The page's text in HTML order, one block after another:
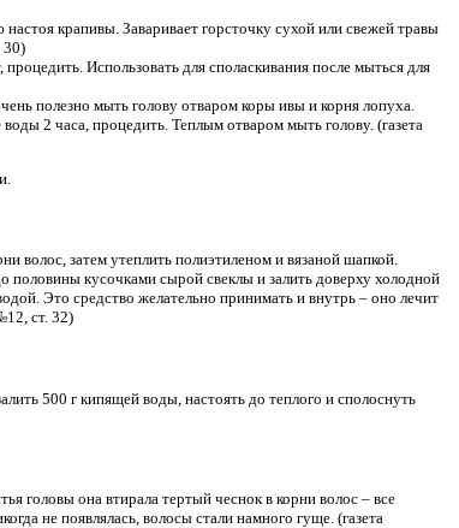
крапивы. Заваривает горсточку сухой или свежей травы
30)
Использовать для споласкивания после мыться для
полезно мыть голову отваром коры ивы и корня лопуха.
2 часа, процедить. Теплым отваром мыть голову. (газета
волос, затем утеплить полиэтиленом и вязаной шапкой.
половины кусочками сырой свеклы и залить доверху холодной
Это средство желательно принимать и внутрь – оно лечит
ст. 32)
500 г кипящей воды, настоять до теплого и сполоснуть
головы она втирала тертый чеснок в корни волос – все
не появлялась, волосы стали намного гуще. (газета